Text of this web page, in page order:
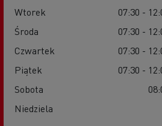
Wtorek
07:30 -
Środa
07:30 -
Czwartek
07:30 -
Piątek
07:30 -
Sobota
Niedziela